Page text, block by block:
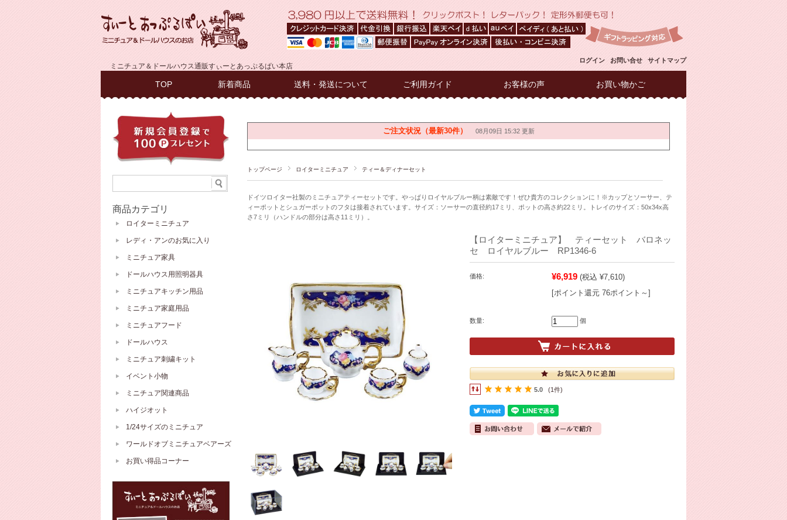
ミニチュア＆ドールハウス通販すぃーとあっぷるぱい本店
ログイン お問い合せ サイトマップ
TOP 新着商品 送料・発送について ご利用ガイド お客様の声 お買い物かご
トップページ ロイターミニチュア ティー＆ディナーセット
ドイツロイター社製のミニチュアティーセットです。やっぱりロイヤルブルー柄は素敵です！ぜひ貴方のコレクションに！※カップとソーサー、テ
ィーポットとシュガーポットのフタは接着されています。サイズ：ソーサーの直径約17ミリ、ポットの高さ約22ミリ。トレイのサイズ：50x34x高
さ7ミリ（ハンドルの部分は高さ11ミリ）。
【ロイターミニチュア】 ティーセット バロネッ
セ ロイヤルブルー RP1346-6
価格: ¥6,919 (税込 ¥7,610)
[ポイント還元 76ポイント～]
数量: 個
5.0 (1件)
商品カテゴリ
ロイターミニチュア
レディ・アンのお気に入り
ミニチュア家具
ドールハウス用照明器具
ミニチュアキッチン用品
ミニチュア家庭用品
ミニチュアフード
ドールハウス
ミニチュア刺繍キット
イベント小物
ミニチュア関連商品
ハイジオット
1/24サイズのミニチュア
ワールドオブミニチュアベアーズ
お買い得品コーナー